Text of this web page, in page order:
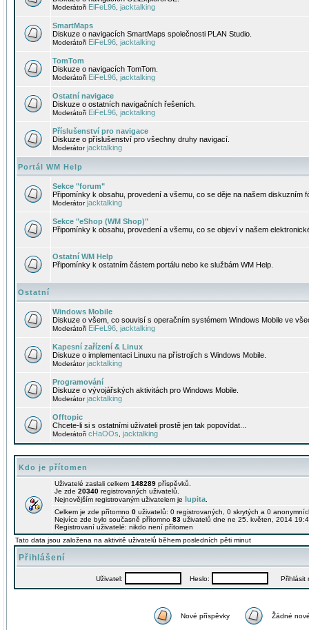
Moderátoři EiFeL96 jacktalking
SmartMaps
Diskuze o navigacích SmartMaps společnosti PLAN Studio.
Moderátoři EiFeL96 jacktalking
TomTom
Diskuze o navigacích TomTom.
Moderátoři EiFeL96 jacktalking
Ostatní navigace
Diskuze o ostatních navigačních řešeních.
Moderátoři EiFeL96 jacktalking
Příslušenství pro navigace
Diskuze o příslušenství pro všechny druhy navigací.
Moderátorjacktalking
Portál WM Help
Sekce "forum"
Připomínky k obsahu, provedení a všemu, co se děje na našem diskuzním
Moderátorjacktalking
Sekce "eShop (WM Shop)"
Připomínky k obsahu, provedení a všemu, co se objeví v našem
Ostatní WM Help
Připomínky k ostatním částem portálu nebo ke službám WM Help.
Ostatní
Windows Mobile
Diskuze o všem, co souvisí s operačním systémem Windows Mobile ve
Moderátoři EiFeL96 jacktalking
Kapesní zařízení & Linux
Diskuze o implementaci Linuxu na přístrojích s Windows Mobile.
Moderátorjacktalking
Programování
Diskuze o vývojářských aktivitách pro Windows Mobile.
Moderátorjacktalking
Offtopic
Chcete-li si s ostatními uživateli prostě jen tak popovídat...
Moderátoři cHaOOs jacktalking
Kdo je přítomen
Uživatelé zaslali celkem 148289 příspěvků.
Je zde 20340 registrovaných uživatelů.
Nejnovějším registrovaným uživatelem je lupita
Celkem je zde přítomno 0 uživatelů: 0 registrovaných, 0 skrytých a 0
Nejvíce zde bylo současně přítomno 83 uživatelů dne ne 25. květen, 2014
Registrovaní uživatelé: nikdo není přítomen
Tato data jsou založena na aktivitě uživatelů během posledních pěti minut
Přihlášení
Uživatel: Heslo: Přihlásit
Nové příspěvky Žádné